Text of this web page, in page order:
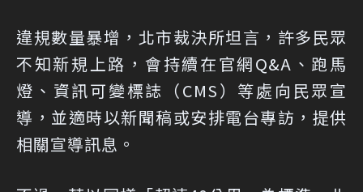
違規數量暴增，北市裁決所坦言，許多民眾
不知新規上路，會持續在官網Q&A、跑馬
燈、資訊可變標誌（CMS）等處向民眾宣
導，並適時以新聞稿或安排電台專訪，提供
相關宣導訊息。